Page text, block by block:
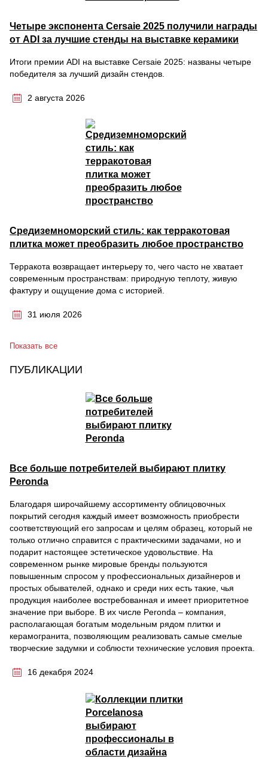
Четыре экспонента Cersaie 2025 получили награды
от ADI за лучшие стенды на выставке керамики
Итоги премии ADI на выставке Cersaie 2025: названы четыре
победителя за лучший дизайн стендов.
2 августа 2026
Средиземноморский стиль: как терракотовая
плитка может преобразить любое пространство
Терракота возвращает интерьеру то, чего часто не хватает
современным пространствам: природную теплоту, живую
фактуру и ощущение дома с историей.
31 июля 2026
Показать все
ПУБЛИКАЦИИ
Все больше потребителей выбирают плитку
Peronda
Благодаря широчайшему ассортименту облицовочных
покрытий сегодня каждый имеет возможность приобрести
соответствующий его запросам и целям образец, который не
только отлично справится с практическими задачами, но и
подарит настоящее эстетическое удовольствие. На
современном рынке мировые бренды пользуются
повышенным спросом у профессиональных дизайнеров и
простых обывателей, однако и среди них есть такие, чья
продукция наиболее востребованная и имеет приоритетное
значение при выборе. В их числе Peronda – компания,
располагающая богатым модельным рядом плитки и
керамогранита, позволяющим реализовать самые смелые
творческие задумки и соблюсти технические условия проекта.
16 декабря 2024